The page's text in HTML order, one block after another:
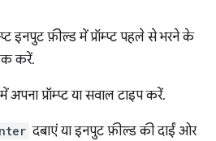
इनपुट फ़ील्ड में प्रॉम्प्ट पहले से भरने के
करें.
प्रॉम्प्ट या सवाल टाइप करें.
दबाएं या इनपुट फ़ील्ड की दाईं ओर